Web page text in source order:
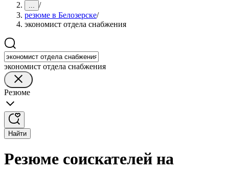
... /
резюме в Белозерске/
экономист отдела снабжения
экономист отдела снабжения
Резюме
Найти
Резюме соискателей на